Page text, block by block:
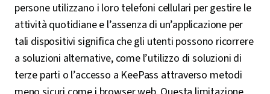
persone utilizzano i loro telefoni cellulari per gestire le
attività quotidiane e l’assenza di un’applicazione per
tali dispositivi significa che gli utenti possono ricorrere
a soluzioni alternative, come l’utilizzo di soluzioni di
terze parti o l’accesso a KeePass attraverso metodi